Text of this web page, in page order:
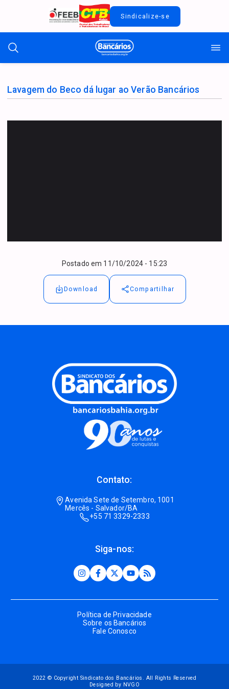
Sindicalize-se
Lavagem do Beco dá lugar ao Verão Bancários
Postado em 11/10/2024 - 15:23
Download Compartilhar
Contato:
Avenida Sete de Setembro, 1001
Mercês - Salvador/BA
+55 71 3329-2333
Siga-nos:
Política de Privacidade
Sobre os Bancários
Fale Conosco
2022 © Copyright Sindicato dos Bancários. All Rights Reserved
Designed by NVGO